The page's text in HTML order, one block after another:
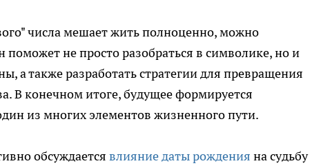
числа мешает жить полноценно, можно
поможет не просто разобраться в символике, но и
а также разработать стратегии для превращения
В конечном итоге, будущее формируется
из многих элементов жизненного пути.
обсуждается влияние даты рождения на судьбу